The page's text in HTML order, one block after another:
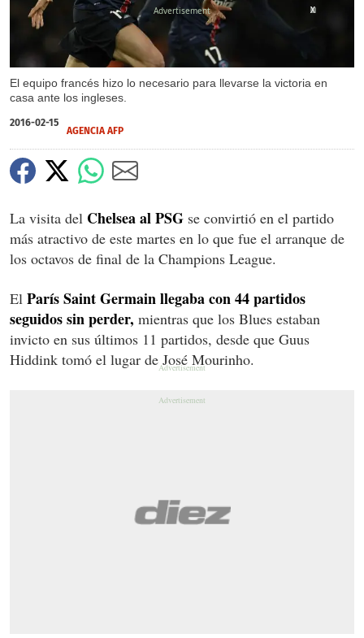
El equipo francés hizo lo necesario para llevarse la victoria en
casa ante los ingleses.
X
X
2016-02-15
AGENCIA AFP
La visita del Chelsea al PSG se convirtió en el partido
más atractivo de este martes en lo que fue el arranque de
los octavos de final de la Champions League.
El París Saint Germain llegaba con 44 partidos
seguidos sin perder, mientras que los Blues estaban
invicto en sus últimos 11 partidos, desde que Guus
Hiddink tomó el lugar de José Mourinho.